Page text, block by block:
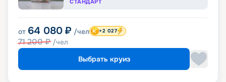
СТАНДАРТ
от 64 080 ₽ /чел
71 200₽ /чел
+2 027
Выбрать круиз